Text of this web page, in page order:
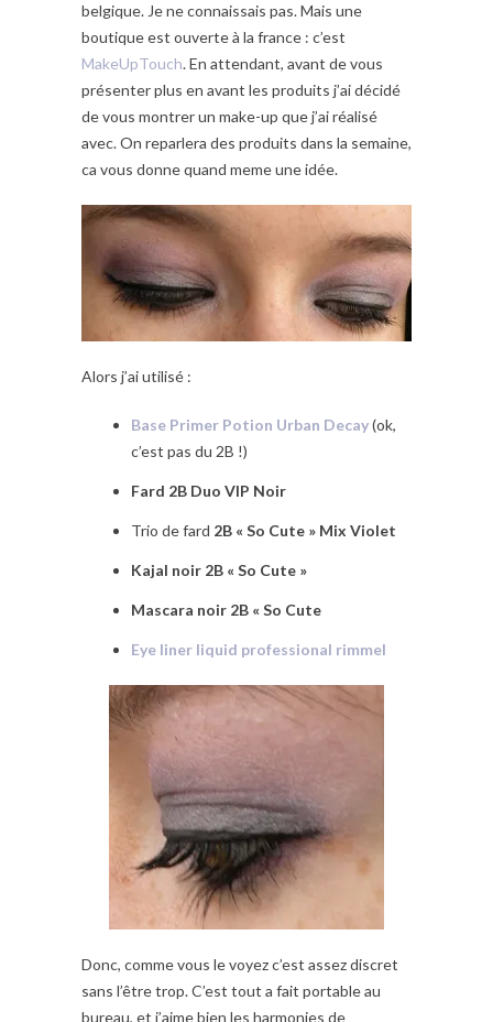
belgique. Je ne connaissais pas. Mais une
boutique est ouverte à la france : c’est
MakeUpTouch. En attendant, avant de vous
présenter plus en avant les produits j’ai décidé
de vous montrer un make-up que j’ai réalisé
avec. On reparlera des produits dans la semaine,
ca vous donne quand meme une idée.
Alors j’ai utilisé :
Base Primer Potion Urban Decay(ok,
c’est pas du 2B !)
Fard 2B Duo VIP Noir
Trio de fard 2B « So Cute » Mix Violet
Kajal noir 2B « So Cute »
Mascara noir 2B « So Cute
Eye liner liquid professional rimmel
Donc, comme vous le voyez c’est assez discret
sans l’être trop. C’est tout a fait portable au
bureau, et j’aime bien les harmonies de